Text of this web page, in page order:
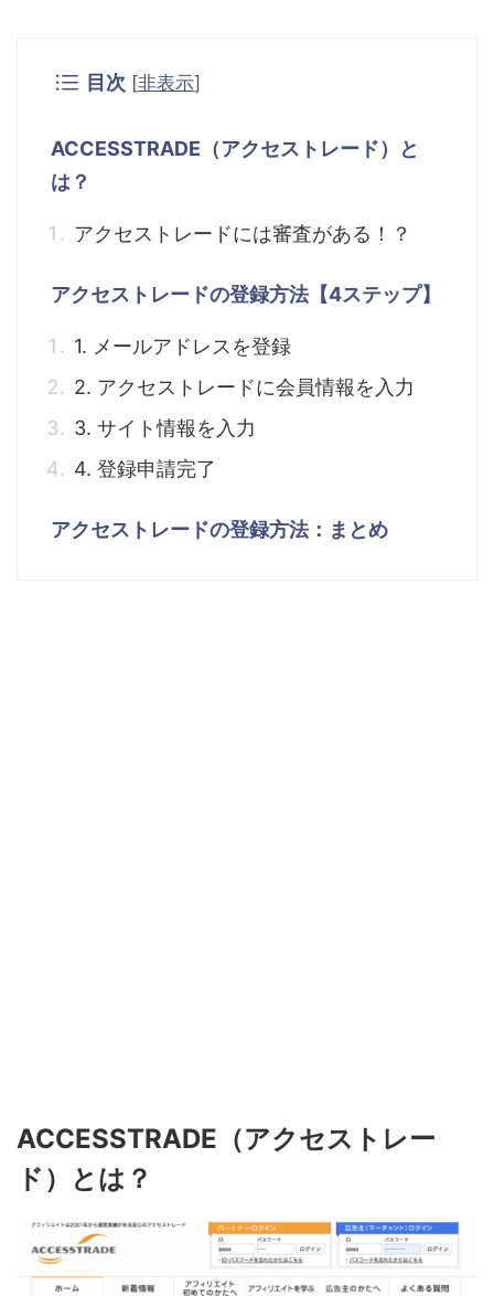
目次 [非表示]
ACCESSTRADE（アクセストレード）と
は？
アクセストレードには審査がある！？
アクセストレードの登録方法【4ステップ】
1. メールアドレスを登録
2. アクセストレードに会員情報を入力
3. サイト情報を入力
4. 登録申請完了
アクセストレードの登録方法：まとめ
ACCESSTRADE（アクセストレー
ド）とは？